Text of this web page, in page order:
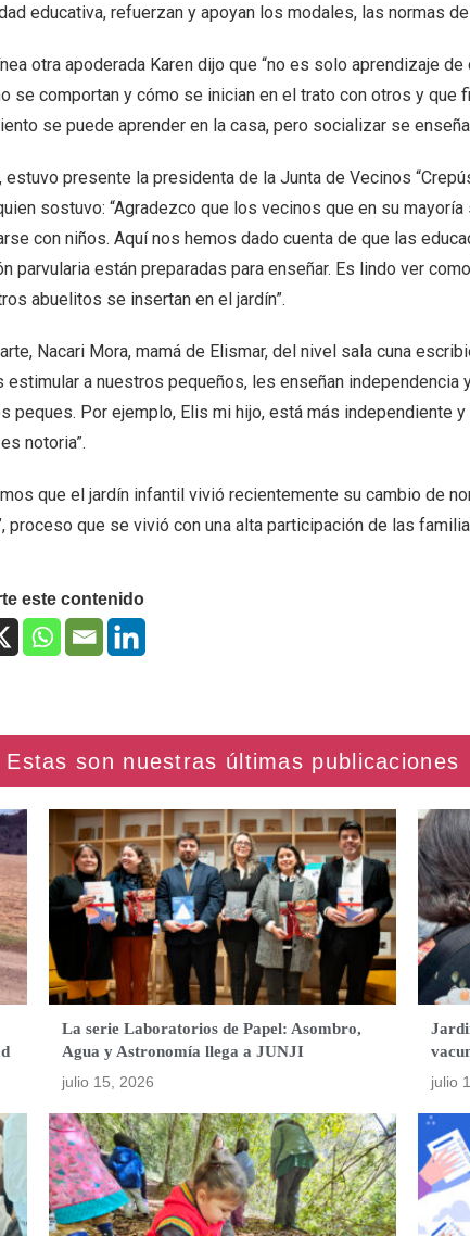
educativa, refuerzan y apoyan los modales, las normas
otra apoderada Karen dijo que “no es solo aprendizaje
se comportan y cómo se inician en el trato con otros y que
se puede aprender en la casa, pero socializar se enseña
estuvo presente la presidenta de la Junta de Vecinos
sostuvo: “Agradezco que los vecinos que en su
con niños. Aquí nos hemos dado cuenta de que las
parvularia están preparadas para enseñar. Es lindo ver
abuelitos se insertan en el jardín”.
Nacari Mora, mamá de Elismar, del nivel sala cuna
estimular a nuestros pequeños, les enseñan independencia
peques. Por ejemplo, Elis mi hijo, está más independiente
notoria”.
que el jardín infantil vivió recientemente su cambio de
proceso que se vivió con una alta participación de las
este contenido
La serie Laboratorios de Papel: Asombro,
Agua y Astronomía llega a JUNJI
julio 15, 2026
julio